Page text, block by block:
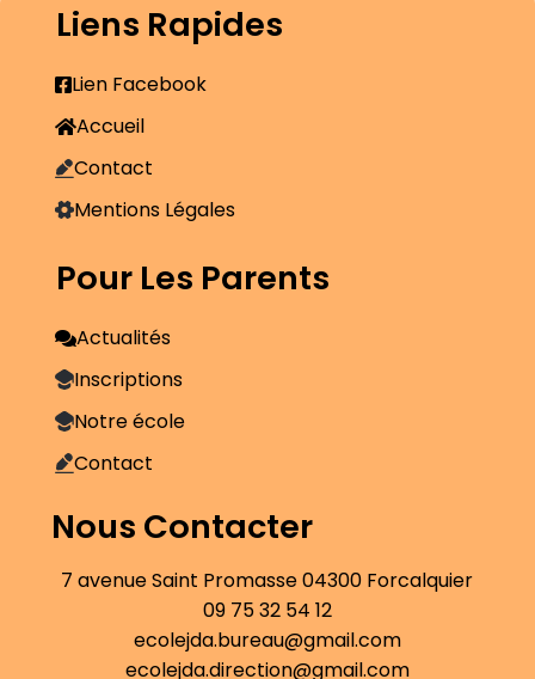
Liens Rapides
Lien Facebook
Accueil
Contact
Mentions Légales
Pour Les Parents
Actualités
Inscriptions
Notre école
Contact
Nous Contacter
7 avenue Saint Promasse 04300 Forcalquier
09 75 32 54 12
ecolejda.bureau@gmail.com
ecolejda.direction@gmail.com